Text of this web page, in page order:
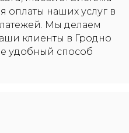
оплаты наших услуг в
Мы делаем
клиенты в Гродно
удобный способ